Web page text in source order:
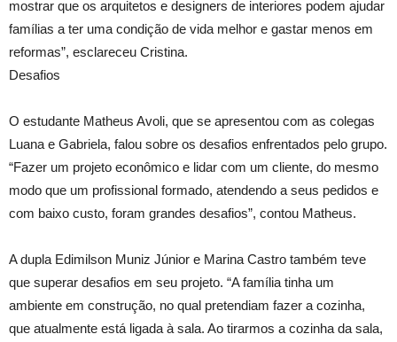
mostrar que os arquitetos e designers de interiores podem ajudar
famílias a ter uma condição de vida melhor e gastar menos em
reformas”, esclareceu Cristina.
Desafios
O estudante Matheus Avoli, que se apresentou com as colegas
Luana e Gabriela, falou sobre os desafios enfrentados pelo grupo.
“Fazer um projeto econômico e lidar com um cliente, do mesmo
modo que um profissional formado, atendendo a seus pedidos e
com baixo custo, foram grandes desafios”, contou Matheus.
A dupla Edimilson Muniz Júnior e Marina Castro também teve
que superar desafios em seu projeto. “A família tinha um
ambiente em construção, no qual pretendiam fazer a cozinha,
que atualmente está ligada à sala. Ao tirarmos a cozinha da sala,